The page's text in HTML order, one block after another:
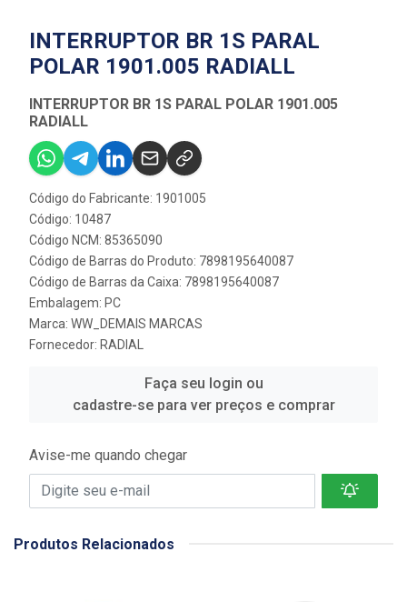
INTERRUPTOR BR 1S PARAL
POLAR 1901.005 RADIALL
INTERRUPTOR BR 1S PARAL POLAR 1901.005
RADIALL
Código do Fabricante: 1901005
Código: 10487
Código NCM: 85365090
Código de Barras do Produto: 7898195640087
Código de Barras da Caixa: 7898195640087
Embalagem: PC
Marca: WW_DEMAIS MARCAS
Fornecedor: RADIAL
Faça seu login ou
cadastre-se para ver preços e comprar
Avise-me quando chegar
Produtos Relacionados